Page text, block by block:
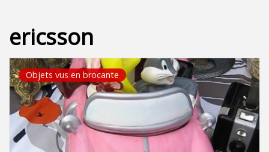
ericsson
Objets vus en brocante